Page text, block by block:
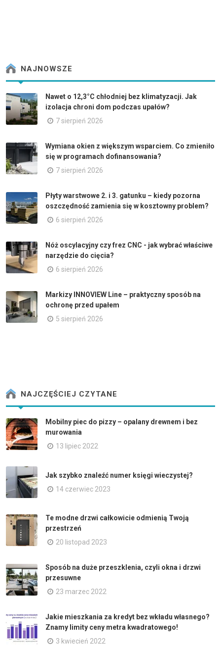
NAJNOWSZE
Nawet o 12,3°C chłodniej bez klimatyzacji. Jak
izolacja chroni dom podczas upałów?
7 sierpień 2026
Wymiana okien z większym wsparciem. Co zmieniło
się w programach dofinansowania?
7 sierpień 2026
Płyty warstwowe 2. i 3. gatunku – kiedy pozorna
oszczędność zamienia się w kosztowny problem?
6 sierpień 2026
Nóż oscylacyjny czy frez CNC - jak wybrać właściwe
narzędzie do cięcia?
6 sierpień 2026
Markizy INNOVIEW Line – praktyczny sposób na
ochronę przed upałem
5 sierpień 2026
NAJCZĘŚCIEJ CZYTANE
Mobilny piec do pizzy – opalany drewnem i bez
murowania
13 lipiec 2022
Jak szybko znaleźć numer księgi wieczystej?
14 czerwiec 2023
Te modne drzwi całkowicie odmienią Twoją
przestrzeń
20 listopad 2023
Sposób na duże przeszklenia, czyli okna i drzwi
przesuwne
23 marzec 2022
Jakie mieszkania za kredyt bez wkładu własnego?
Znamy limity ceny metra kwadratowego!
3 kwiecień 2022